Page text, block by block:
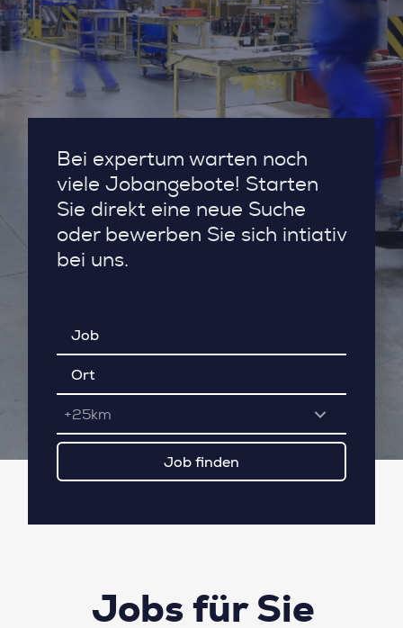
Bei expertum warten noch
viele Jobangebote! Starten
Sie direkt eine neue Suche
oder bewerben Sie sich intiativ
bei uns.
+25km